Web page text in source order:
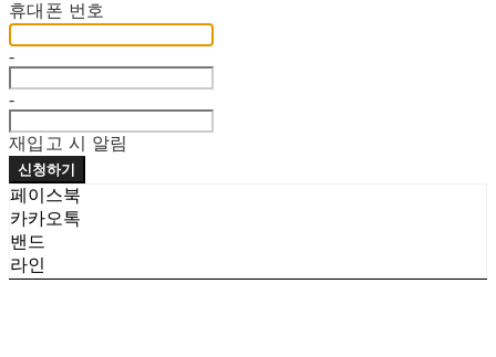
휴대폰 번호
-
-
재입고 시 알림
신청하기
페이스북
카카오톡
밴드
라인